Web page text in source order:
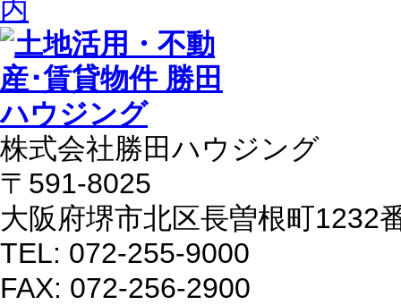
株式会社勝田ハウジング
〒591-8025
大阪府堺市北区長曽根町1232
TEL: 072-255-9000
FAX: 072-256-2900